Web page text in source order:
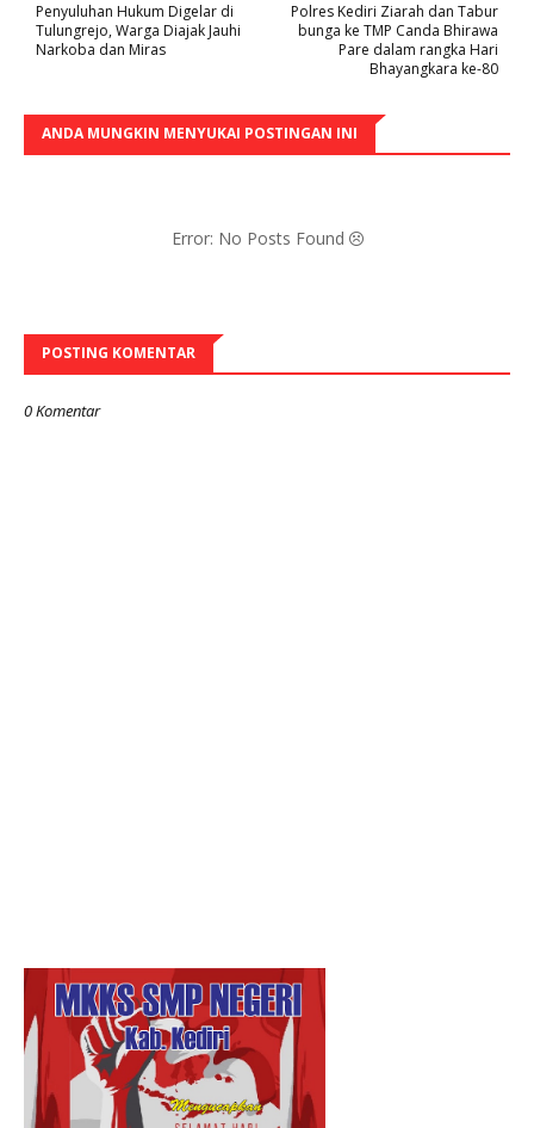
Polres Kediri Ziarah dan Tabur
bunga ke TMP Canda Bhirawa
Pare dalam rangka Hari
Bhayangkara ke-80
Penyuluhan Hukum Digelar di
Tulungrejo, Warga Diajak Jauhi
Narkoba dan Miras
ANDA MUNGKIN MENYUKAI POSTINGAN INI
Error: No Posts Found
POSTING KOMENTAR
0 Komentar